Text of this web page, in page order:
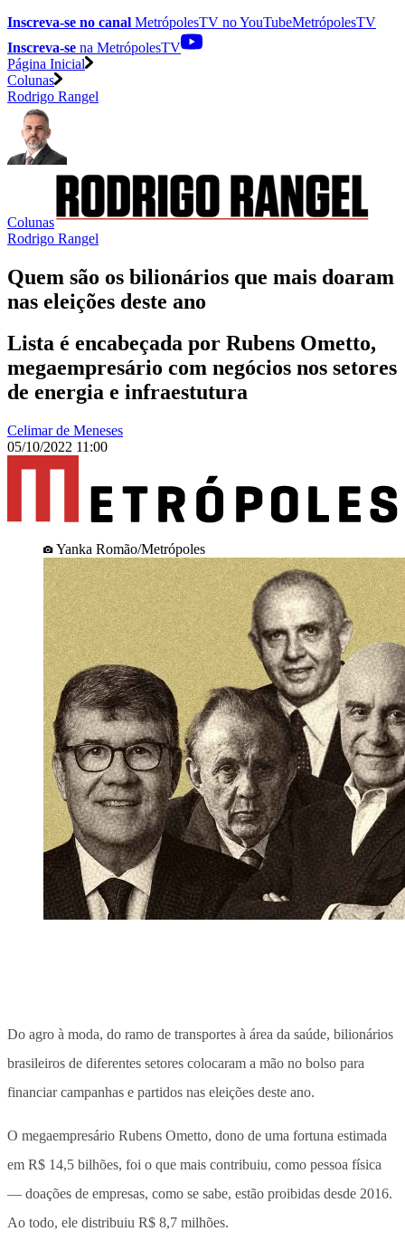
Inscreva-se no canal MetrópolesTV noYouTubeMetrópolesTV
Inscreva-se na MetrópolesTV
Página Inicial
Colunas
Rodrigo Rangel
Colunas
Rodrigo Rangel
Quem são os bilionários que mais doaram
nas eleições deste ano
Lista é encabeçada por Rubens Ometto,
megaempresário com negócios nos setores
de energia e infraestutura
Celimar de Meneses
05/10/2022 11:00
Yanka Romão/Metrópoles
Do agro à moda, do ramo de transportes à área da saúde, bilionários
brasileiros de diferentes setores colocaram a mão no bolso para
financiar campanhas e partidos nas eleições deste ano.
O megaempresário Rubens Ometto, dono de uma fortuna estimada
em R$ 14,5 bilhões, foi o que mais contribuiu, como pessoa física
— doações de empresas, como se sabe, estão proibidas desde 2016.
Ao todo, ele distribuiu R$ 8,7 milhões.